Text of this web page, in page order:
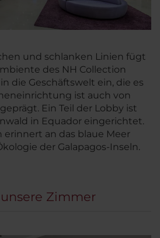
und schlanken Linien fügt
des NH Collection
die Geschäftswelt ein, die es
ist auch von
Ein Teil der Lobby ist
in Equador eingerichtet.
erinnert an das blaue Meer
der Galapagos-Inseln.
Zimmer